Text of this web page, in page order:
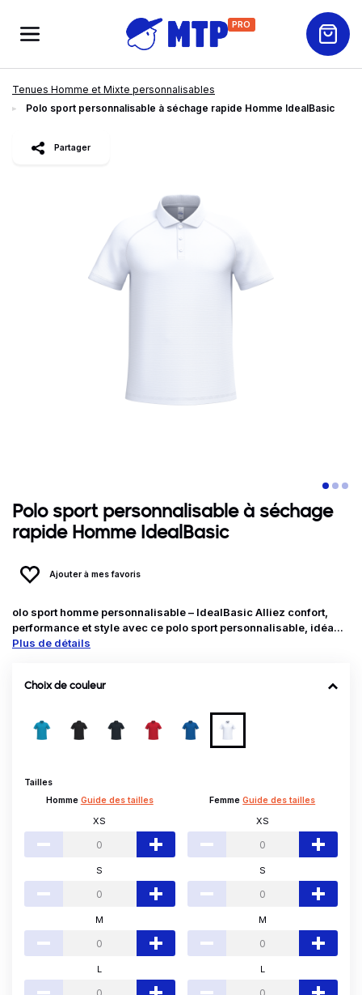
PRO
Tenues Homme et Mixte personnalisables
Polo sport personnalisable à séchage rapide Homme IdealBasic
Polo sport personnalisable à séchage
rapide Homme IdealBasic
Ajouter à mes favoris
olo sport homme personnalisable – IdealBasic Alliez confort,
performance et style avec ce polo sport personnalisable, idéa...
Plus de détails
Choix de couleur
Tailles
Homme Guide des tailles
XS
S
M
L
Femme Guide des tailles
XS
S
M
L
Partager
slide1